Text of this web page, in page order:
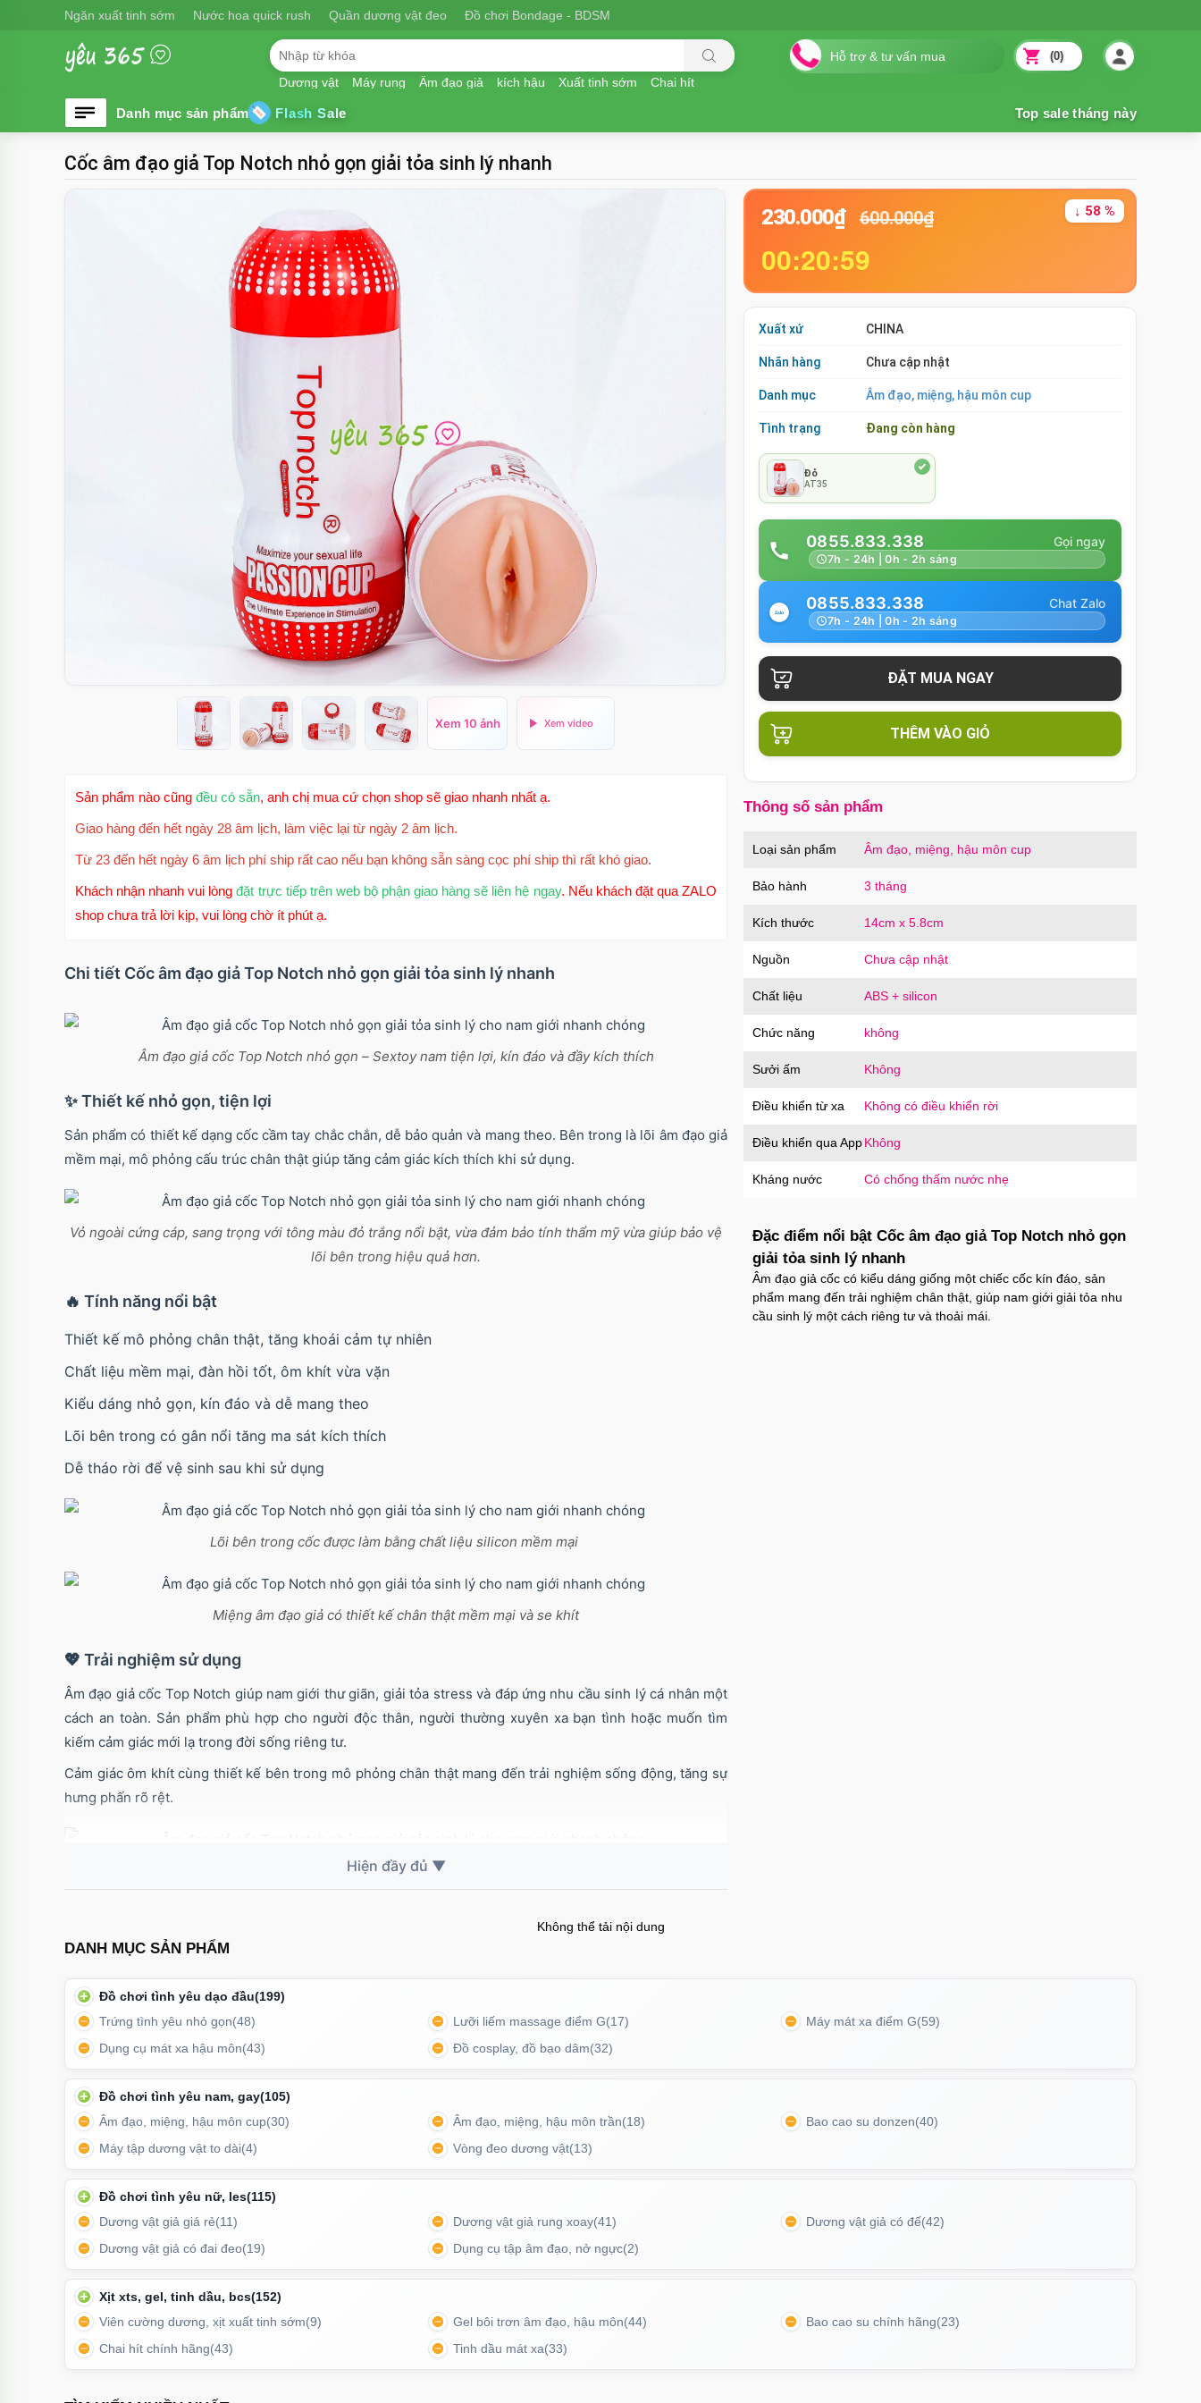
Ngăn xuất tinh sớm Nước hoa quick rush Quần dương vật đeo Đồ chơi Bondage - BDSM
Dương vật Máy rung Âm đạo giả kích hậu Xuất tinh sớm Chai hít
(0)
Flash Sale
Cốc âm đạo giả Top Notch nhỏ gọn giải tỏa sinh lý nhanh
Xem 10 ảnh
230.000₫ 600.000₫ ↓ 58 %
00:20:58
Xuất xứ CHINA
Nhãn hàng Chưa cập nhật
Danh mục Âm đạo, miệng, hậu môn cup
Tình trạng Đang còn hàng
Đỏ
AT35
0855.833.338
7h - 24h | 0h - 2h sáng
0855.833.338
7h - 24h | 0h - 2h sáng
THÊM VÀO GIỎ
Thông số sản phẩm
Loại sản phẩm Âm đạo, miệng, hậu môn cup
Bảo hành 3 tháng
Kích thước 14cm x 5.8cm
Nguồn Chưa cập nhật
Chất liệu ABS + silicon
Chức năng không
Sưởi ấm Không
Điều khiển từ xa Không có điều khiển rời
Điều khiển qua AppKhông
Kháng nước Có chống thấm nước nhẹ
Đặc điểm nổi bật Cốc âm đạo giả Top Notch nhỏ gọn
giải tỏa sinh lý nhanh
Âm đạo giả cốc có kiểu dáng giống một chiếc cốc kín đáo, sản
phẩm mang đến trải nghiệm chân thật, giúp nam giới giải tỏa nhu
cầu sinh lý một cách riêng tư và thoải mái.
Sản phẩm nào cũng đều có sẵn, anh chị mua cứ chọn shop sẽ giao nhanh nhất ạ.
Giao hàng đến hết ngày 28 âm lịch, làm việc lại từ ngày 2 âm lịch.
Từ 23 đến hết ngày 6 âm lịch phí ship rất cao nếu bạn không sẵn sàng cọc phí ship thì rất khó giao.
Khách nhận nhanh vui lòngđặt trực tiếp trên web bộ phận giao hàng sẽ liên hệ ngay. Nếu khách đặt qua ZALO
shop chưa trả lời kịp, vui lòng chờ ít phút ạ.
Chi tiết Cốc âm đạo giả Top Notch nhỏ gọn giải tỏa sinh lý nhanh
Âm đạo giả cốc Top Notch nhỏ gọn – Sextoy nam tiện lợi, kín đáo và đầy kích thích
✨ Thiết kế nhỏ gọn, tiện lợi
Sản phẩm có thiết kế dạng cốc cầm tay chắc chắn, dễ bảo quản và mang theo. Bên trong là lõi âm đạo giả
mềm mại, mô phỏng cấu trúc chân thật giúp tăng cảm giác kích thích khi sử dụng.
Vỏ ngoài cứng cáp, sang trọng với tông màu đỏ trắng nổi bật, vừa đảm bảo tính thẩm mỹ vừa giúp bảo vệ
lõi bên trong hiệu quả hơn.
🔥 Tính năng nổi bật
Thiết kế mô phỏng chân thật, tăng khoái cảm tự nhiên
Chất liệu mềm mại, đàn hồi tốt, ôm khít vừa vặn
Kiểu dáng nhỏ gọn, kín đáo và dễ mang theo
Lõi bên trong có gân nổi tăng ma sát kích thích
Dễ tháo rời để vệ sinh sau khi sử dụng
Lõi bên trong cốc được làm bằng chất liệu silicon mềm mại
Miệng âm đạo giả có thiết kế chân thật mềm mại và se khít
💖 Trải nghiệm sử dụng
Âm đạo giả cốc Top Notch giúp nam giới thư giãn, giải tỏa stress và đáp ứng nhu cầu sinh lý cá nhân một
cách an toàn. Sản phẩm phù hợp cho người độc thân, người thường xuyên xa bạn tình hoặc muốn tìm
kiếm cảm giác mới lạ trong đời sống riêng tư.
Cảm giác ôm khít cùng thiết kế bên trong mô phỏng chân thật mang đến trải nghiệm sống động, tăng sự
hưng phấn rõ rệt.
Âm đạo giả cốc Top Notch nhỏ gọn là lựa chọn lý tưởng cho nam giới yêu thích sự tiện lợi, kín đáo nhưng
🧼 Hướng dẫn bảo quản
hoàn toàn trước khi lắp lại. Bảo quản nơi khô ráo, tránh ánh nắng trực tiếp để giữ độ bền lâu dài.
Kích thước chiều dài phần silicon bên trong âm đạo giả cốc
Kích thước đường kính phần miệng âm đạo giả silicon
Không thể tải nội dung
DANH MỤC SẢN PHẨM
Đồ chơi tình yêu dạo đầu(199)
Trứng tình yêu nhỏ gọn(48) Lưỡi liếm massage điểm G(17) Máy mát xa điểm G(59)
Dụng cụ mát xa hậu môn(43) Đồ cosplay, đồ bạo dâm(32)
Đồ chơi tình yêu nam, gay(105)
Âm đạo, miệng, hậu môn cup(30) Âm đạo, miệng, hậu môn trần(18) Bao cao su donzen(40)
Máy tập dương vật to dài(4) Vòng đeo dương vật(13)
Đồ chơi tình yêu nữ, les(115)
Dương vật giả giá rẻ(11) Dương vật giả rung xoay(41) Dương vật giả có đế(42)
Dương vật giả có đai đeo(19) Dụng cụ tập âm đạo, nở ngực(2)
Xịt xts, gel, tinh dầu, bcs(152)
Viên cường dương, xịt xuất tinh sớm(9) Gel bôi trơn âm đạo, hậu môn(44) Bao cao su chính hãng(23)
Chai hít chính hãng(43) Tinh dầu mát xa(33)